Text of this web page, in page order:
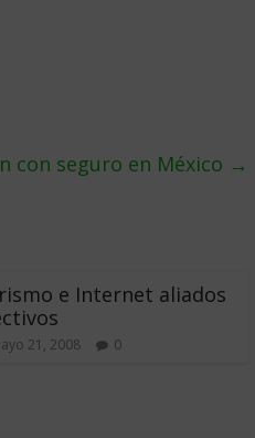
con seguro en México →
e Internet aliados
21, 2008 0